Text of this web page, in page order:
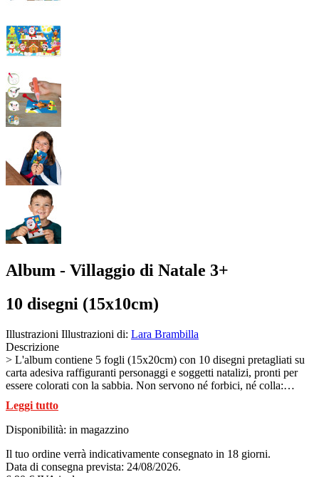
Album - Villaggio di Natale 3+
10 disegni (15x10cm)
Illustrazioni Illustrazioni di: Lara Brambilla
Descrizione
> L'album contiene 5 fogli (15x20cm) con 10 disegni pretagliati su
carta adesiva raffiguranti personaggi e soggetti natalizi, pronti per
essere colorati con la sabbia. Non servono né forbici, né colla:
rimuovendo la carta dal disegno rimane la superficie adesiva da
colorare con le sabbie Sabbiarelli® (sabbia non inclusa). Una volta
completata la colorazione, i 10 disegni diventano i pezzi di un
puzzle per comporre un bellissimo quadro dedicato al Villaggio di
Natale. I disegni possono anche essere usati come cartoline per
accompagnare un messaggio o quadretti da appendere nella
Leggi tutto
Disponibilità: in magazzino
Il tuo ordine verrà indicativamente consegnato in 18 giorni.
Data di consegna prevista: 24/08/2026.